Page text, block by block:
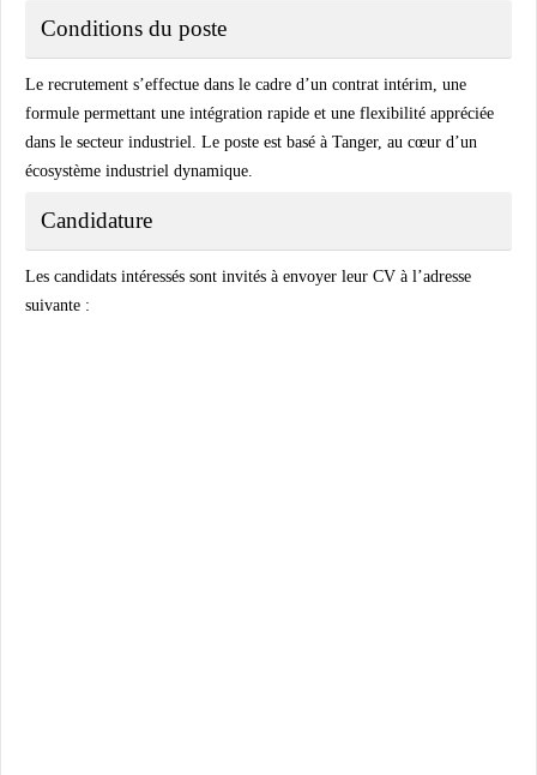
Conditions du poste
Le recrutement s’effectue dans le cadre d’un contrat intérim, une
formule permettant une intégration rapide et une flexibilité appréciée
dans le secteur industriel. Le poste est basé à Tanger, au cœur d’un
écosystème industriel dynamique.
Candidature
Les candidats intéressés sont invités à envoyer leur CV à l’adresse
suivante :